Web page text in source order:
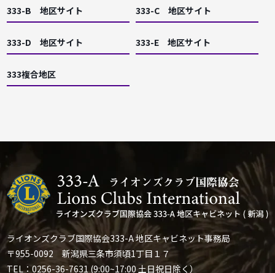
333-B 地区サイト 333-C 地区サイト
333-D 地区サイト 333-E 地区サイト
333複合地区
ライオンズクラブ国際協会333-A 地区キャビネット事務局
〒955-0092 新潟県三条市須頃1丁目１７
TEL：0256-36-7631 (9:00~17:00 土日祝日除く）